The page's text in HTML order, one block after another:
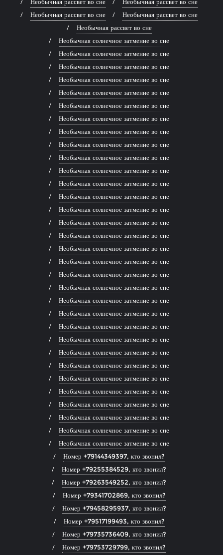
Необычная рассвет во сне
Необычная рассвет во сне
Необычная рассвет во сне
Необычная солнечное затмение во сне
Необычная солнечное затмение во сне
Необычная солнечное затмение во сне
Необычная солнечное затмение во сне
Необычная солнечное затмение во сне
Необычная солнечное затмение во сне
Необычная солнечное затмение во сне
Необычная солнечное затмение во сне
Необычная солнечное затмение во сне
Необычная солнечное затмение во сне
Необычная солнечное затмение во сне
Необычная солнечное затмение во сне
Необычная солнечное затмение во сне
Необычная солнечное затмение во сне
Необычная солнечное затмение во сне
Необычная солнечное затмение во сне
Необычная солнечное затмение во сне
Необычная солнечное затмение во сне
Необычная солнечное затмение во сне
Необычная солнечное затмение во сне
Необычная солнечное затмение во сне
Необычная солнечное затмение во сне
Необычная солнечное затмение во сне
Необычная солнечное затмение во сне
Необычная солнечное затмение во сне
Необычная солнечное затмение во сне
Необычная солнечное затмение во сне
Необычная солнечное затмение во сне
Необычная солнечное затмение во сне
Необычная солнечное затмение во сне
Необычная солнечное затмение во сне
Необычная солнечное затмение во сне
Номер +79144349397, кто звонил?
Номер +79255384529, кто звонил?
Номер +79263549252, кто звонил?
Номер +79341702869, кто звонил?
Номер +79458295937, кто звонил?
Номер +79517199493, кто звонил?
Номер +79735736409, кто звонил?
Номер +79753729799, кто звонил?